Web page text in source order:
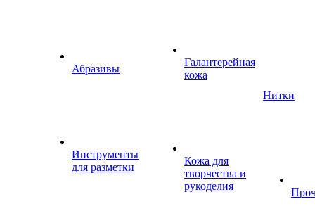
Абразивы
Инструменты
для разметки
Галантерейная
кожа
Кожа для
творчества и
рукоделия
Нитки